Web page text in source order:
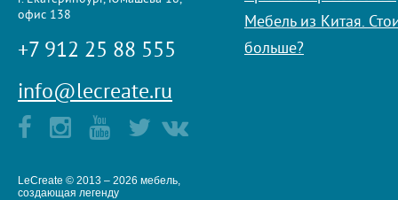
офис 138
+7 912 25 88 555
info@lecreate.ru
LeCreate © 2013 – 2026 мебель,
создающая легенду
Мебель из Китая.
больше?